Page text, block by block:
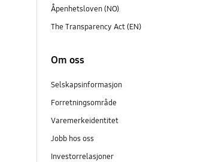
Åpenhetsloven (NO)
The Transparency Act (EN)
Om oss
Selskapsinformasjon
Forretningsområde
Varemerkeidentitet
Jobb hos oss
Investorrelasjoner